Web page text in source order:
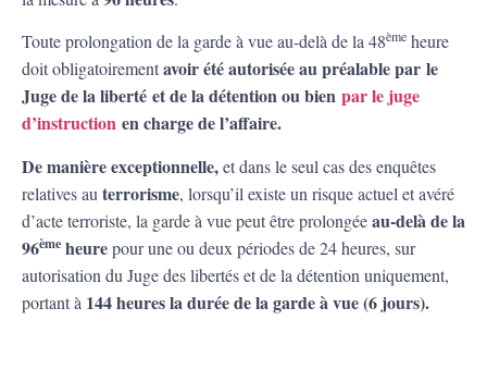
Toute prolongation de la garde à vue au-delà de la 48ème heure
doit obligatoirementavoir été autorisée au préalable par le
Juge de la liberté et de la détention ou bien par le juge
d’instruction en charge de l’affaire.
De manière exceptionnelle,et dans le seul cas des enquêtes
relatives au terrorisme, lorsqu’il existe un risque actuel et avéré
d’acte terroriste, la garde à vue peut être prolongéeau-delà de la
96ème heurepour une ou deux périodes de 24 heures, sur
autorisation du Juge des libertés et de la détention uniquement,
portant à 144 heures la durée de la garde à vue (6 jours).